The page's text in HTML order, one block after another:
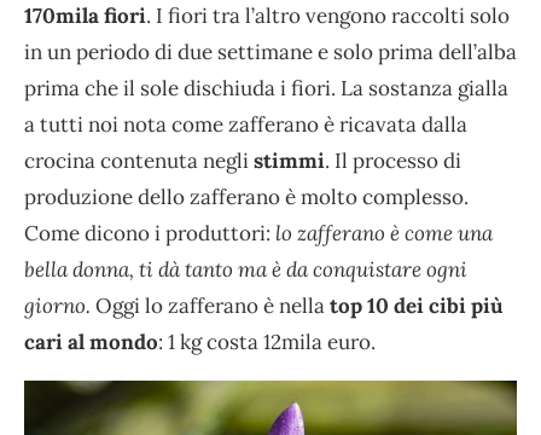
170mila fiori. I fiori tra l’altro vengono raccolti solo
in un periodo di due settimane e solo prima dell’alba
prima che il sole dischiuda i fiori. La sostanza gialla
a tutti noi nota come zafferano è ricavata dalla
crocina contenuta neglistimmi. Il processo di
produzione dello zafferano è molto complesso.
Come dicono i produttori: lo zafferano è come una
bella donna, ti dà tanto ma è da conquistare ogni
giorno. Oggi lo zafferano è nellatop 10 dei cibi più
cari al mondo: 1 kg costa 12mila euro.